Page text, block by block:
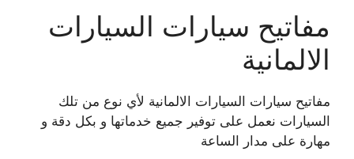
مفاتيح سيارات السيارات
الالمانية
مفاتيح سيارات السيارات الالمانية لأي نوع من تلك
السيارات نعمل على توفير جميع خدماتها و بكل دقة و
مهارة على مدار الساعة